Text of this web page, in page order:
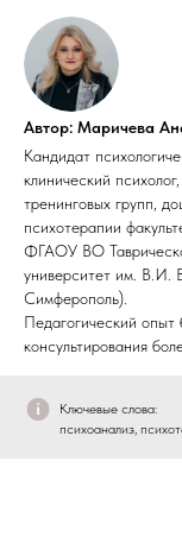
Автор: Маричева
Кандидат
клинический
тренинговых групп,
психотерапии
ФГАОУ ВО
университет им.
Симферополь).
Педагогический опыт
консультирования
Ключевые слова:
психоанализ,